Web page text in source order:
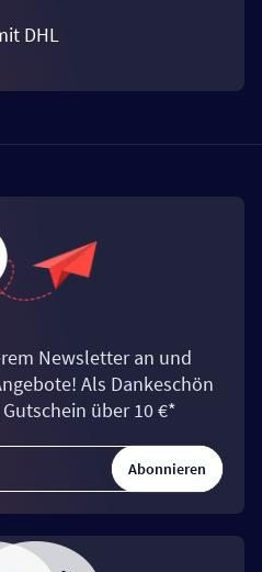
DHL
Newsletter an und
Als Dankeschön
über 10 €*
Abonnieren